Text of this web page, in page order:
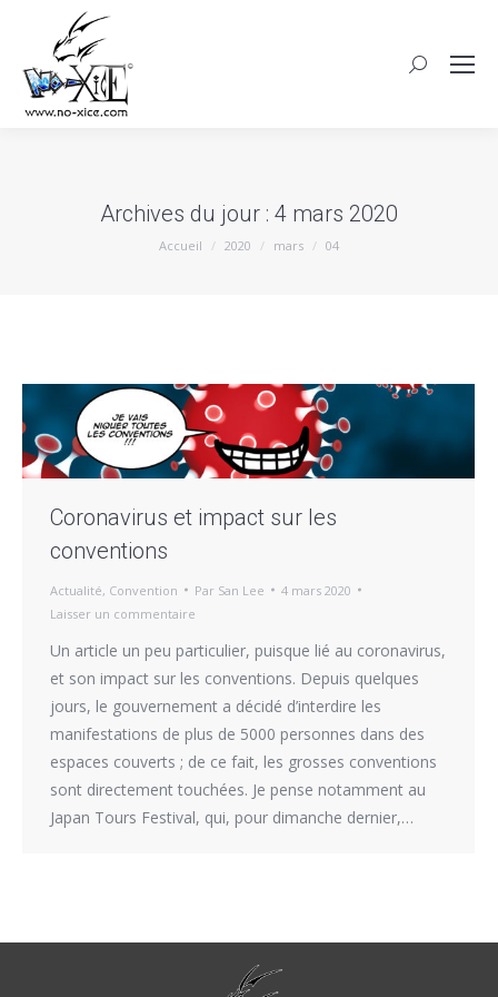
Archives du jour : 4 mars 2020
Vous êtes ici :
Accueil 2020 mars 04
Coronavirus et impact sur les
conventions
Actualité, Convention Par San Lee
4 mars 2020
Laisser un commentaire
Un article un peu particulier, puisque lié au coronavirus,
et son impact sur les conventions. Depuis quelques
jours, le gouvernement a décidé d’interdire les
manifestations de plus de 5000 personnes dans des
espaces couverts ; de ce fait, les grosses conventions
sont directement touchées. Je pense notamment au
Japan Tours Festival, qui, pour dimanche dernier,…